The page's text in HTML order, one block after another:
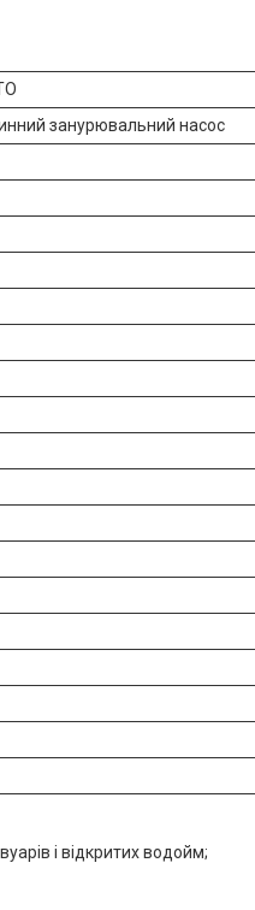
занурювальний насос
і відкритих водойм;